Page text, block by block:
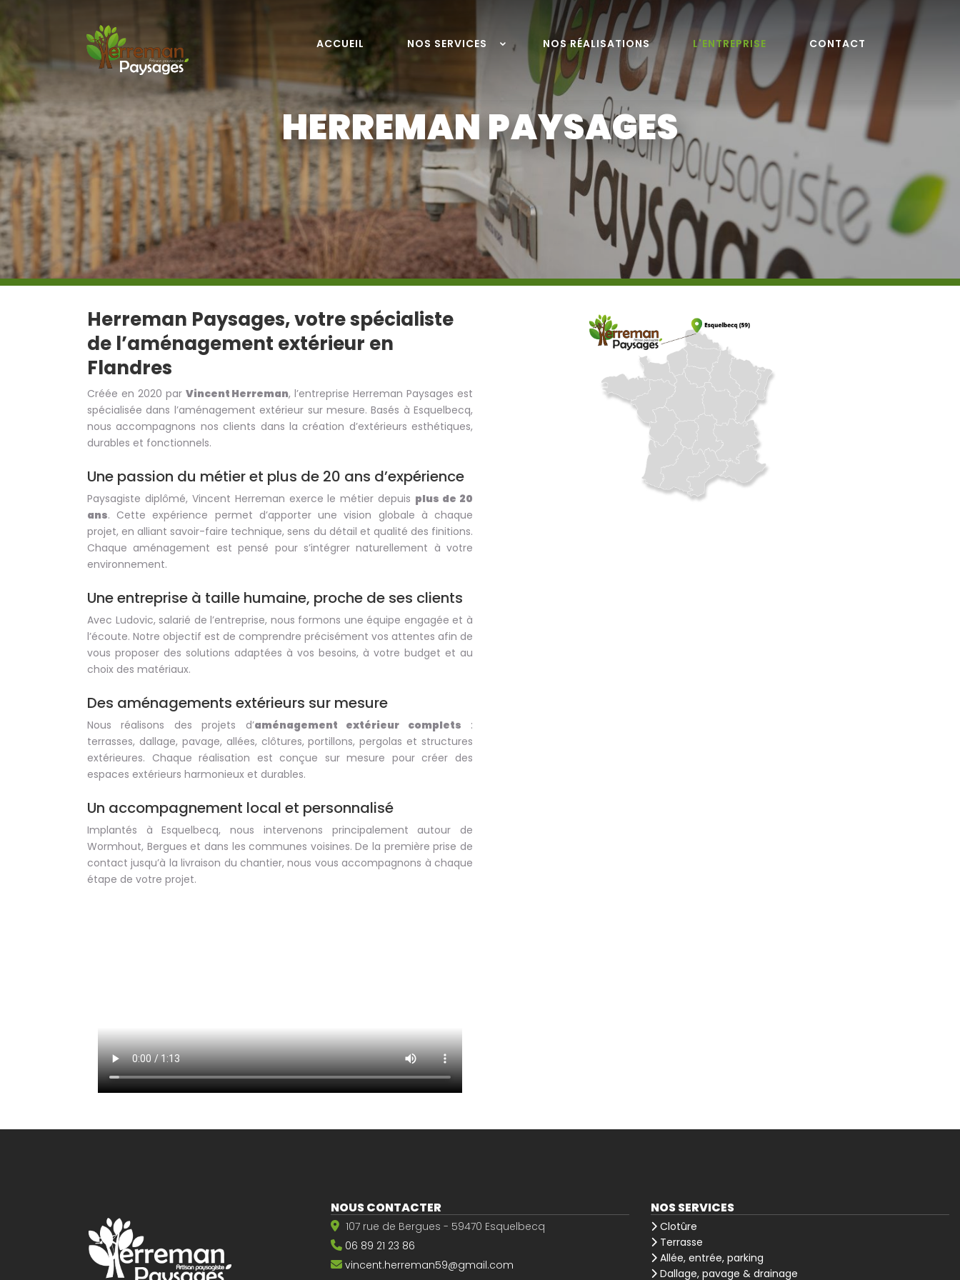
ACCUEIL NOS SERVICES NOS RÉALISATIONS L'ENTREPRISE CONTACT
HERREMAN PAYSAGES
Herreman Paysages, votre spécialiste
de l’aménagement extérieur en
Flandres
Créée en 2020 par Vincent Herreman, l’entreprise Herreman Paysages est
spécialisée dans l’aménagement extérieur sur mesure. Basés à Esquelbecq,
nous accompagnons nos clients dans la création d’extérieurs esthétiques,
durables et fonctionnels.
Une passion du métier et plus de 20 ans d’expérience
Paysagiste diplômé, Vincent Herreman exerce le métier depuis plus de 20
ans. Cette expérience permet d’apporter une vision globale à chaque
projet, en alliant savoir-faire technique, sens du détail et qualité des finitions.
Chaque aménagement est pensé pour s’intégrer naturellement à votre
environnement.
Une entreprise à taille humaine, proche de ses clients
Avec Ludovic, salarié de l’entreprise, nous formons une équipe engagée et à
l’écoute. Notre objectif est de comprendre précisément vos attentes afin de
vous proposer des solutions adaptées à vos besoins, à votre budget et au
choix des matériaux.
Des aménagements extérieurs sur mesure
Nous réalisons des projets d’aménagement extérieur complets :
terrasses, dallage, pavage, allées, clôtures, portillons, pergolas et structures
extérieures. Chaque réalisation est conçue sur mesure pour créer des
espaces extérieurs harmonieux et durables.
Un accompagnement local et personnalisé
Implantés à Esquelbecq, nous intervenons principalement autour de
Wormhout, Bergues et dans les communes voisines. De la première prise de
contact jusqu’à la livraison du chantier, nous vous accompagnons à chaque
étape de votre projet.
NOUS CONTACTER
107 rue de Bergues - 59470 Esquelbecq
06 89 21 23 86
vincent.herreman59@gmail.com
NOS SERVICES
Clotûre
Terrasse
Allée, entrée, parking
Dallage, pavage & drainage